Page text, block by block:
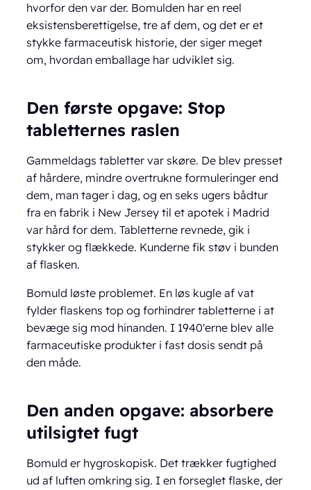
hvorfor den var der. Bomulden har en reel
eksistensberettigelse, tre af dem, og det er et
stykke farmaceutisk historie, der siger meget
om, hvordan emballage har udviklet sig.
Den første opgave: Stop
tabletternes raslen
Gammeldags tabletter var skøre. De blev presset
af hårdere, mindre overtrukne formuleringer end
dem, man tager i dag, og en seks ugers bådtur
fra en fabrik i New Jersey til et apotek i Madrid
var hård for dem. Tabletterne revnede, gik i
stykker og flækkede. Kunderne fik støv i bunden
af flasken.
Bomuld løste problemet. En løs kugle af vat
fylder flaskens top og forhindrer tabletterne i at
bevæge sig mod hinanden. I 1940'erne blev alle
farmaceutiske produkter i fast dosis sendt på
den måde.
Den anden opgave: absorbere
utilsigtet fugt
Bomuld er hygroskopisk. Det trækker fugtighed
ud af luften omkring sig. I en forseglet flaske, der